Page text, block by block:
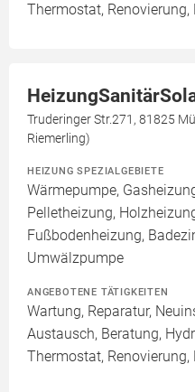
Thermostat,
Truderinger Str.271, 81825
Riemerling)
HEIZUNG SPEZIALGEBIETE
Wärmepumpe,
Pelletheizung,
Fußbodenheizung,
Umwälzpumpe
ANGEBOTENE TÄTIGKEITEN
Wartung, Reparatur,
Austausch, Beratung,
Thermostat,